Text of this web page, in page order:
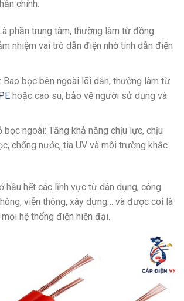
chính:
phần trung tâm, thường làm từ đồng
nhiệm vai trò dẫn điện nhờ tính dẫn điện
Bao bọc bên ngoài lõi dẫn, thường làm từ
hoặc cao su, bảo vệ người sử dụng và
bọc ngoài: Tăng khả năng chịu lực, chịu
chống nước, tia UV và môi trường khắc
hầu hết các lĩnh vực từ dân dụng, công
viễn thông, xây dựng… và được coi là
mọi hệ thống điện hiện đại.